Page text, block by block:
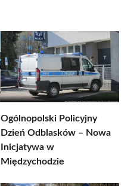
Ogólnopolski Policyjny
Dzień Odblasków – Nowa
Inicjatywa w
Międzychodzie